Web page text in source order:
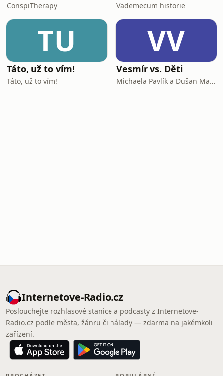
ConspiTherapy Vademecum historie
TU
Táto, už to vím!
Táto, už to vím!
VV
Vesmír vs. Děti
Michaela Pavlík a Dušan Majer
Internetove-Radio.cz
Poslouchejte rozhlasové stanice a podcasty z Internetove-
Radio.cz podle města, žánru či nálady — zdarma na jakémkoli
zařízení.